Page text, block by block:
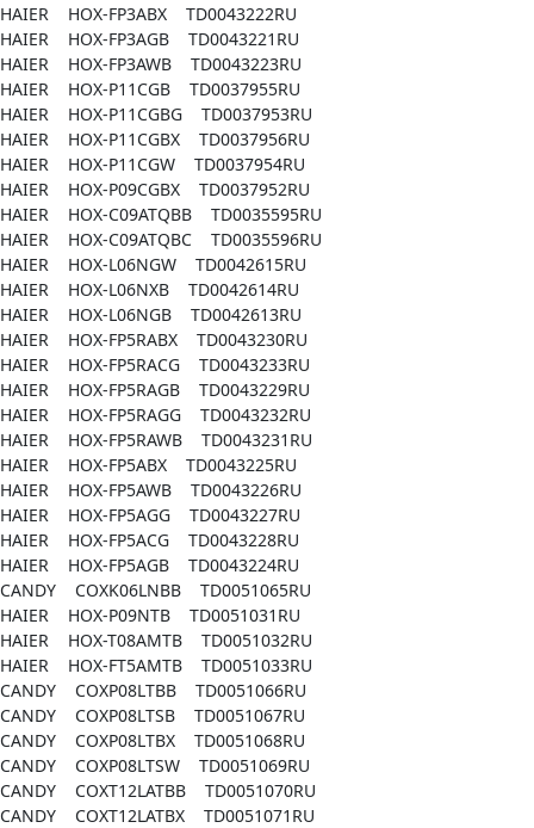
HAIER HOX-FP3ABX TD0043222RU
HAIER HOX-FP3AGB TD0043221RU
HAIER HOX-FP3AWB TD0043223RU
HAIER HOX-P11CGB TD0037955RU
HAIER HOX-P11CGBG TD0037953RU
HAIER HOX-P11CGBX TD0037956RU
HAIER HOX-P11CGW TD0037954RU
HAIER HOX-P09CGBX TD0037952RU
HAIER HOX-C09ATQBB TD0035595RU
HAIER HOX-C09ATQBC TD0035596RU
HAIER HOX-L06NGW TD0042615RU
HAIER HOX-L06NXB TD0042614RU
HAIER HOX-L06NGB TD0042613RU
HAIER HOX-FP5RABX TD0043230RU
HAIER HOX-FP5RACG TD0043233RU
HAIER HOX-FP5RAGB TD0043229RU
HAIER HOX-FP5RAGG TD0043232RU
HAIER HOX-FP5RAWB TD0043231RU
HAIER HOX-FP5ABX TD0043225RU
HAIER HOX-FP5AWB TD0043226RU
HAIER HOX-FP5AGG TD0043227RU
HAIER HOX-FP5ACG TD0043228RU
HAIER HOX-FP5AGB TD0043224RU
CANDY COXK06LNBB TD0051065RU
HAIER HOX-P09NTB TD0051031RU
HAIER HOX-T08AMTB TD0051032RU
HAIER HOX-FT5AMTB TD0051033RU
CANDY COXP08LTBB TD0051066RU
CANDY COXP08LTSB TD0051067RU
CANDY COXP08LTBX TD0051068RU
CANDY COXP08LTSW TD0051069RU
CANDY COXT12LATBB TD0051070RU
CANDY COXT12LATBX TD0051071RU